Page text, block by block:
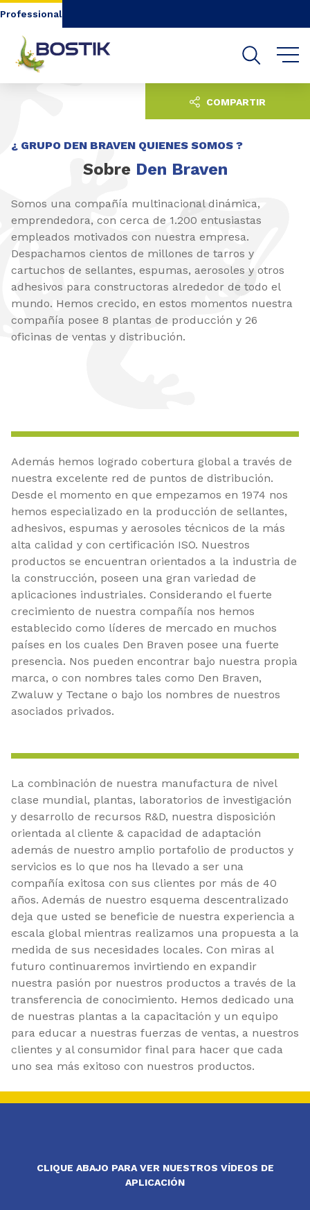
Go to content
Professional
¿ GRUPO DEN BRAVEN QUIENES SOMOS ?
Sobre Den Braven
Somos una compañía multinacional dinámica,
emprendedora, con cerca de 1.200 entusiastas
empleados motivados con nuestra empresa.
Despachamos cientos de millones de tarros y
cartuchos de sellantes, espumas, aerosoles y otros
adhesivos para constructoras alrededor de todo el
mundo. Hemos crecido, en estos momentos nuestra
compañía posee 8 plantas de producción y 26
oficinas de ventas y distribución.
COMPARTIR
Además hemos logrado cobertura global a través de
nuestra excelente red de puntos de distribución.
Desde el momento en que empezamos en 1974 nos
hemos especializado en la producción de sellantes,
adhesivos, espumas y aerosoles técnicos de la más
alta calidad y con certificación ISO. Nuestros
productos se encuentran orientados a la industria de
la construcción, poseen una gran variedad de
aplicaciones industriales. Considerando el fuerte
crecimiento de nuestra compañía nos hemos
establecido como líderes de mercado en muchos
países en los cuales Den Braven posee una fuerte
presencia. Nos pueden encontrar bajo nuestra propia
marca, o con nombres tales como Den Braven,
Zwaluw y Tectane o bajo los nombres de nuestros
asociados privados.
La combinación de nuestra manufactura de nivel
clase mundial, plantas, laboratorios de investigación
y desarrollo de recursos R&D, nuestra disposición
orientada al cliente & capacidad de adaptación
además de nuestro amplio portafolio de productos y
servicios es lo que nos ha llevado a ser una
compañía exitosa con sus clientes por más de 40
años. Además de nuestro esquema descentralizado
deja que usted se beneficie de nuestra experiencia a
escala global mientras realizamos una propuesta a la
medida de sus necesidades locales. Con miras al
futuro continuaremos invirtiendo en expandir
nuestra pasión por nuestros productos a través de la
transferencia de conocimiento. Hemos dedicado una
de nuestras plantas a la capacitación y un equipo
para educar a nuestras fuerzas de ventas, a nuestros
clientes y al consumidor final para hacer que cada
uno sea más exitoso con nuestros productos.
CLIQUE ABAJO PARA VER NUESTROS VÍDEOS DE
APLICACIÓN